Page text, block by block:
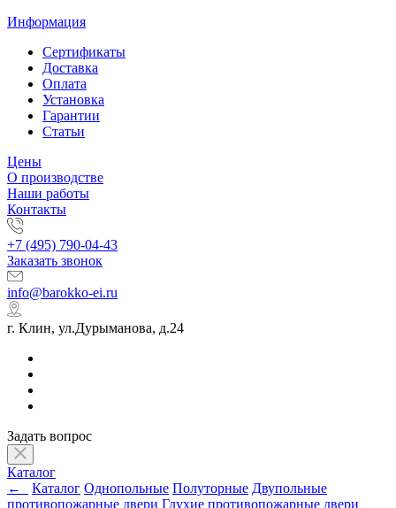
Информация
Сертификаты
Доставка
Оплата
Установка
Гарантии
Статьи
Цены
О производстве
Наши работы
Контакты
+7 (495) 790-04-43
Заказать звонок
info@barokko-ei.ru
г. Клин, ул.Дурыманова, д.24
Задать вопрос
Каталог
←
Каталог Однопольные Полуторные Двупольные
противопожарные двери Глухие противопожарные двери